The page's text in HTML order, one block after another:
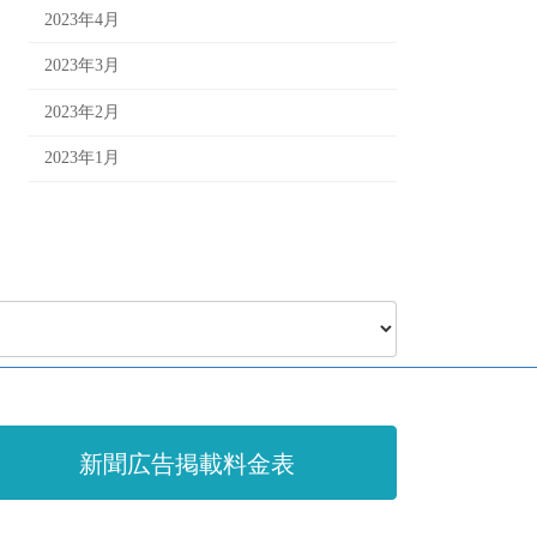
2023年4月
2023年3月
2023年2月
2023年1月
新聞広告掲載料金表